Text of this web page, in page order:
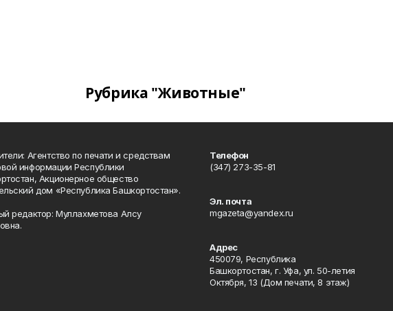
Рубрика "Животные"
Агентство по печати и средствам
информации Республики
Акционерное общество
дом «Республика Башкортостан».
редактор: Муллахметова Алсу
Телефон
(347) 273-35-81
Эл. почта
mgazeta@yandex.ru
Адрес
450079, Республика
Башкортостан, г. Уфа, ул. 50-летия
Октября, 13 (Дом печати, 8 этаж)